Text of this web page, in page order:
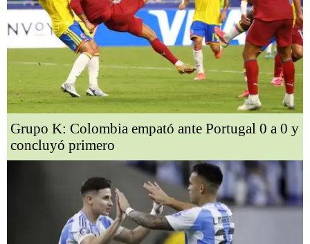
Grupo K: Colombia empató ante Portugal 0 a 0 y
concluyó primero